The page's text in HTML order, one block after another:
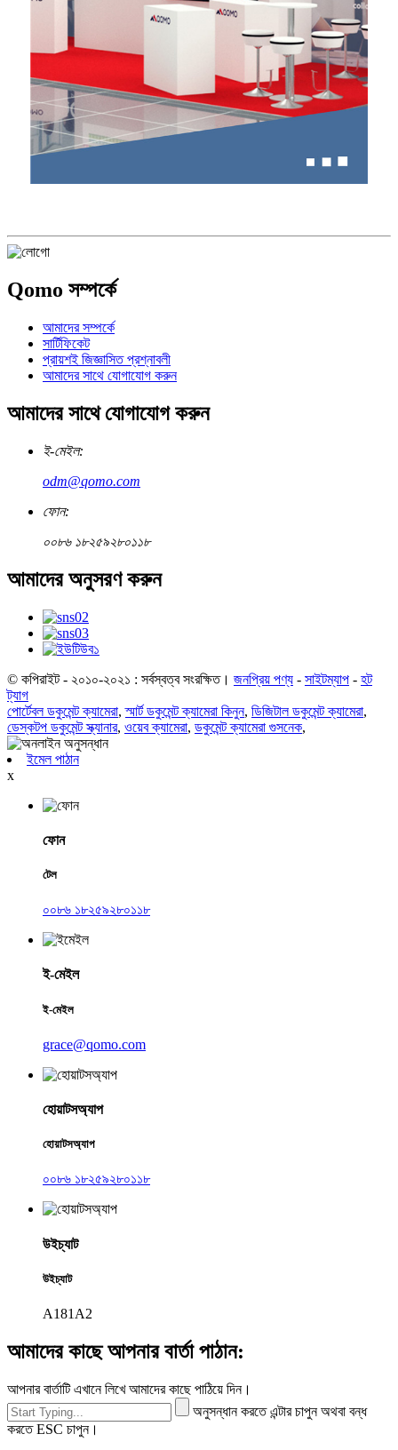
Qomo সম্পর্কে
আমাদের সম্পর্কে
সার্টিফিকেট
প্রায়শই জিজ্ঞাসিত প্রশ্নাবলী
আমাদের সাথে যোগাযোগ করুন
আমাদের সাথে যোগাযোগ করুন
ই-মেইল:
odm@qomo.com
ফোন:
০০৮৬ ১৮২৫৯২৮০১১৮
আমাদের অনুসরণ করুন
© কপিরাইট - ২০১০-২০২১ : সর্বস্বত্ব সংরক্ষিত। জনপ্রিয় পণ্য - সাইটম্যাপ - হট
ট্যাগ
পোর্টেবল ডকুমেন্ট ক্যামেরা,স্মার্ট ডকুমেন্ট ক্যামেরা কিনুন, ডিজিটাল ডকুমেন্ট ক্যামেরা,
ডেস্কটপ ডকুমেন্ট স্ক্যানার, ওয়েব ক্যামেরা, ডকুমেন্ট ক্যামেরা গুসনেক,
ইমেল পাঠান
x
ফোন
টেল
০০৮৬ ১৮২৫৯২৮০১১৮
ই-মেইল
ই-মেইল
grace@qomo.com
হোয়াটসঅ্যাপ
হোয়াটসঅ্যাপ
০০৮৬ ১৮২৫৯২৮০১১৮
উইচ্যাট
উইচ্যাট
A181A2
আমাদের কাছে আপনার বার্তা পাঠান:
আপনার বার্তাটি এখানে লিখে আমাদের কাছে পাঠিয়ে দিন।
অনুসন্ধান করতে এন্টার চাপুন অথবা বন্ধ
করতে ESC চাপুন।